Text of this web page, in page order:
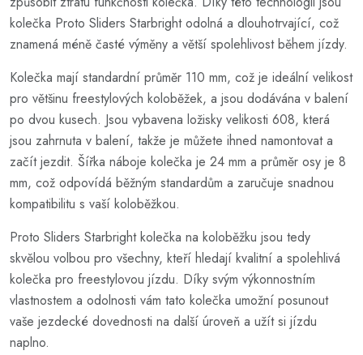
kolečka Proto Sliders Starbright odolná a dlouhotrvající, což
znamená méně časté výměny a větší spolehlivost během jízdy.
Kolečka mají standardní průměr 110 mm, což je ideální velikost
pro většinu freestylových koloběžek, a jsou dodávána v balení
po dvou kusech. Jsou vybavena ložisky velikosti 608, která
jsou zahrnuta v balení, takže je můžete ihned namontovat a
začít jezdit. Šířka náboje kolečka je 24 mm a průměr osy je 8
mm, což odpovídá běžným standardům a zaručuje snadnou
kompatibilitu s vaší koloběžkou.
Proto Sliders Starbright kolečka na koloběžku jsou tedy
skvělou volbou pro všechny, kteří hledají kvalitní a spolehlivá
kolečka pro freestylovou jízdu. Díky svým výkonnostním
vlastnostem a odolnosti vám tato kolečka umožní posunout
vaše jezdecké dovednosti na další úroveň a užít si jízdu
naplno.